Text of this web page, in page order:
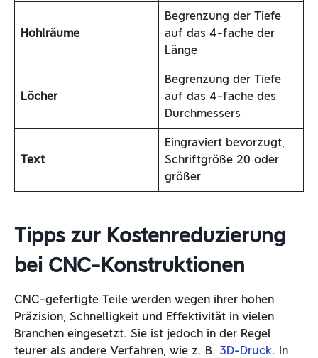
Hohlräume
Begrenzung der Tiefe
auf das 4-fache der
Länge
Löcher
Begrenzung der Tiefe
auf das 4-fache des
Durchmessers
Text
Eingraviert bevorzugt,
Schriftgröße 20 oder
größer
Tipps zur Kostenreduzierung
bei CNC-Konstruktionen
CNC-gefertigte Teile werden wegen ihrer hohen
Präzision, Schnelligkeit und Effektivität in vielen
Branchen eingesetzt. Sie ist jedoch in der Regel
teurer als andere Verfahren, wie z. B. 3D-Druck. In